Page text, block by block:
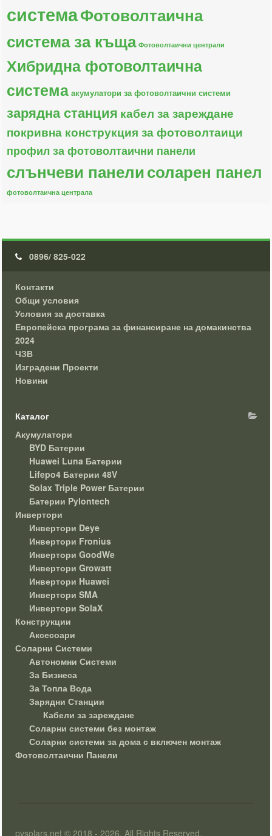
системаФотоволтаична
система за къща Фотоволтаични централи
Хибридна фотоволтаична
система акумулатори за фотоволтаични системи
зарядна станция кабел за зареждане
покривна конструкция за фотоволтаици
профил за фотоволтаични панели
слънчеви панелисоларен панел
фотоволтаична централа
0896/ 825-022
Контакти
Общи условия
Условия за доставка
Европейска програма за финансиране на домакинства
2024
ЧЗВ
Изградени Проекти
Новини
Каталог
Акумулатори
BYD Батерии
Huawei Luna Батерии
Lifepo4 Батерии 48V
Solax Triple Power Батерии
Батерии Pylontech
Инвертори
Инвертори Deye
Инвертори Fronius
Инвертори GoodWe
Инвертори Growatt
Инвертори Huawei
Инвертори SMA
Инвертори SolaX
Конструкции
Аксесоари
Соларни Системи
Автономни Системи
За Бизнеса
За Топла Вода
Зарядни Станции
Кабели за зареждане
Соларни системи без монтаж
Соларни системи за дома с включен монтаж
Фотоволтаични Панели
pvsolars.net © 2018 - 2026. All Rights Reserved.